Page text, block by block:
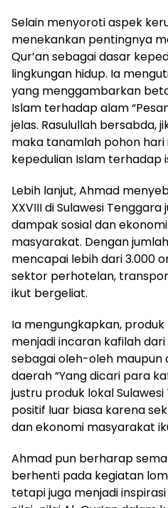
Selain menyoroti aspek
menekankan pentingnya
Qur’an sebagai dasar
lingkungan hidup. Ia
yang menggambarkan
Islam terhadap alam
jelas. Rasulullah bersabda,
maka tanamlah pohon hari
kepedulian Islam terhadap
Lebih lanjut, Ahmad
XXVIII di Sulawesi
dampak sosial dan
masyarakat. Dengan
mencapai lebih dari 3.000
sektor perhotelan,
ikut bergeliat.
Ia mengungkapkan,
menjadi incaran kafilah
sebagai oleh-oleh
daerah “Yang dicari para
justru produk lokal
positif luar biasa karena
dan ekonomi masyarakat
Ahmad pun berharap
berhenti pada kegiatan
tetapi juga menjadi